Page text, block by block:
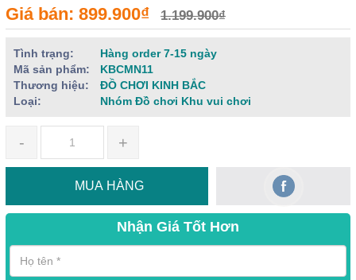
Giá bán: 899.900₫ 1.199.900₫
Tình trạng:
Hàng order 7-15 ngày
Mã sản phẩm:
KBCMN11
Thương hiệu:
ĐỒ CHƠI KINH BẮC
Loại:
Nhóm Đồ chơi Khu vui chơi
- +
MUA HÀNG
Nhận Giá Tốt Hơn